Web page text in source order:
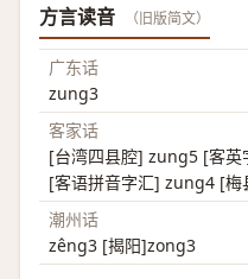
方言读音 （旧版简文）
广东话
zung3
客家话
[台湾四县腔] zung5 [客
[客语拼音字汇] zung4 [
潮州话
zêng3 [揭阳]zong3